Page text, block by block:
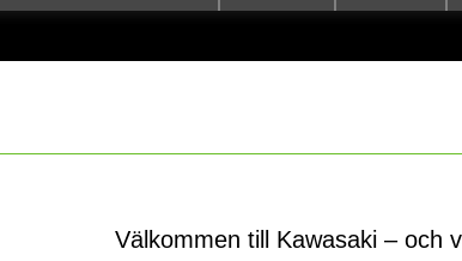
Välkommen till Kawasaki – och